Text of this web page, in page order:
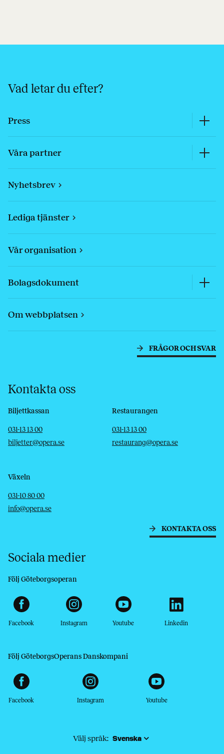
Vad letar du efter?
Press
Våra partner
Nyhetsbrev
Lediga tjänster
Vår organisation
Bolagsdokument
Om webbplatsen
FRÅGOR OCH SVAR
Kontakta oss
Biljettkassan
Telefon
031-13 13 00
E-post
biljetter@opera.se
Restaurangen
Telefon
031-13 13 00
E-post
restaurang@opera.se
Växeln
Telefon
031-10 80 00
E-post
info@opera.se
KONTAKTA OSS
Sociala medier
Följ Göteborgsoperan
Facebook Instagram Youtube Linkedin
Följ GöteborgsOperans Danskompani
Facebook Instagram Youtube
Välj språk: